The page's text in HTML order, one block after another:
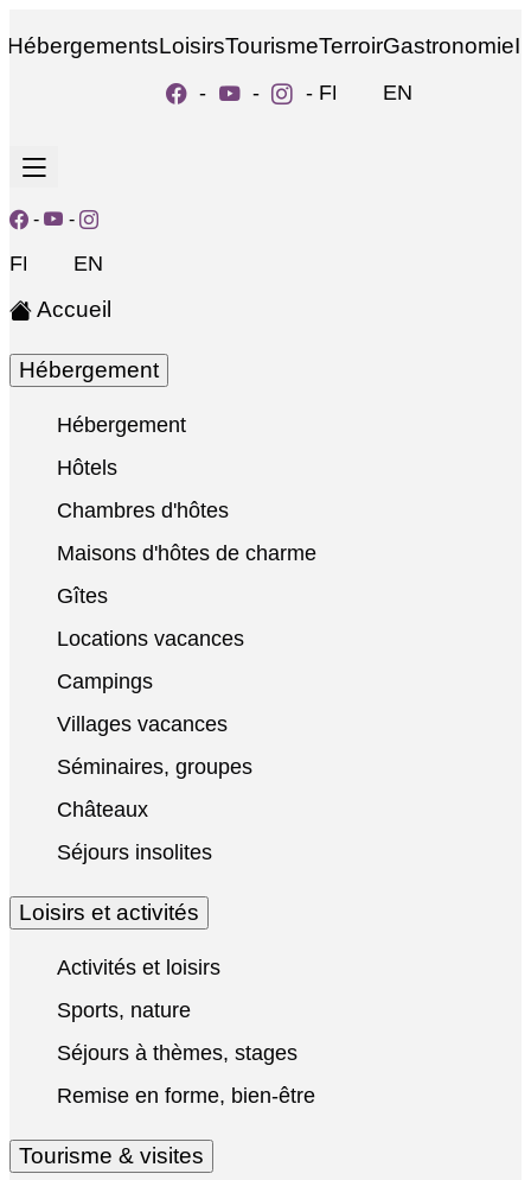
HébergementsLoisirsTourismeTerroirGastronomie
- - - FR EN
- -
FR EN
Accueil
Hébergement
Hébergement
Hôtels
Chambres d'hôtes
Maisons d'hôtes de charme
Gîtes
Locations vacances
Campings
Villages vacances
Séminaires, groupes
Châteaux
Séjours insolites
Loisirs et activités
Activités et loisirs
Sports, nature
Séjours à thèmes, stages
Remise en forme, bien-être
Tourisme & visites